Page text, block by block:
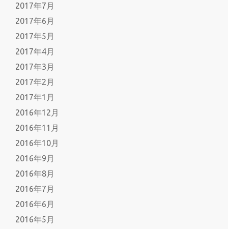
2017年7月
2017年6月
2017年5月
2017年4月
2017年3月
2017年2月
2017年1月
2016年12月
2016年11月
2016年10月
2016年9月
2016年8月
2016年7月
2016年6月
2016年5月